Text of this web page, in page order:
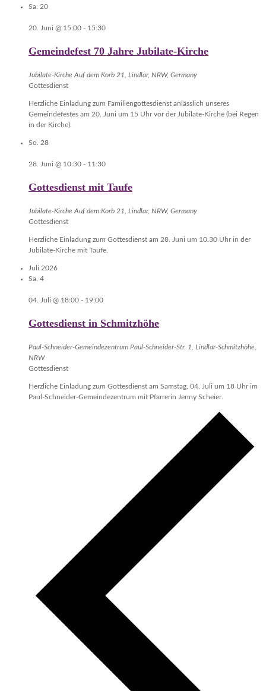
Sa. 20
20. Juni @ 15:00 - 15:30
Gemeindefest 70 Jahre Jubilate-Kirche
Jubilate-Kirche Auf dem Korb 21, Lindlar, NRW, Germany
Gottesdienst
Herzliche Einladung zum Familiengottesdienst anlässlich unseres
Gemeindefestes am 20. Juni um 15 Uhr vor der Jubilate-Kirche (bei Regen
in der Kirche).
So. 28
28. Juni @ 10:30 - 11:30
Gottesdienst mit Taufe
Jubilate-Kirche Auf dem Korb 21, Lindlar, NRW, Germany
Gottesdienst
Herzliche Einladung zum Gottesdienst am 28. Juni um 10.30 Uhr in der
Jubilate-Kirche mit Taufe.
Juli 2026
Sa. 4
04. Juli @ 18:00 - 19:00
Gottesdienst in Schmitzhöhe
Paul-Schneider-Gemeindezentrum Paul-Schneider-Str. 1, Lindlar-Schmitzhöhe,
NRW
Gottesdienst
Herzliche Einladung zum Gottesdienst am Samstag, 04. Juli um 18 Uhr im
Paul-Schneider-Gemeindezentrum mit Pfarrerin Jenny Scheier.